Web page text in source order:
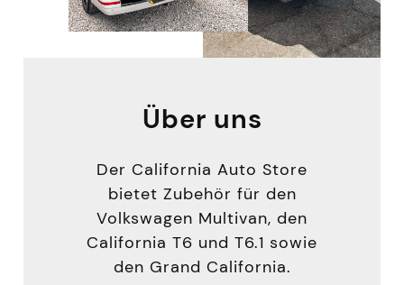
Über uns
Der California Auto Store
bietet Zubehör für den
Volkswagen Multivan, den
California T6 und T6.1 sowie
den Grand California.